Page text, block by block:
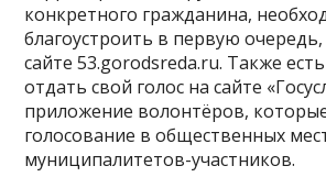
конкретного гражданина,
благоустроить в первую
сайте 53.gorodsreda.ru. Также
отдать свой голос на сайте
приложение волонтёров,
голосование в общественных
муниципалитетов-участников.